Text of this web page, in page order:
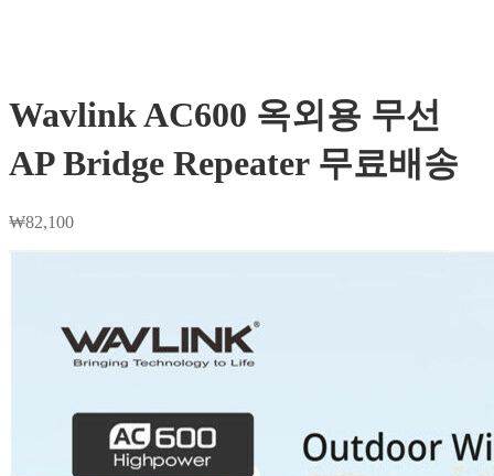
Wavlink AC600 옥외용 무선
AP Bridge Repeater 무료배송
₩82,100